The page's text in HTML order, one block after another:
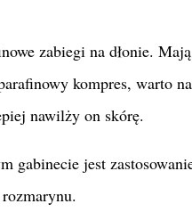
zabiegi na dłonie.
kompres, warto
nawilży on skórę.
gabinecie jest